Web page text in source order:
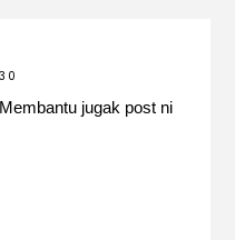
jugak post ni